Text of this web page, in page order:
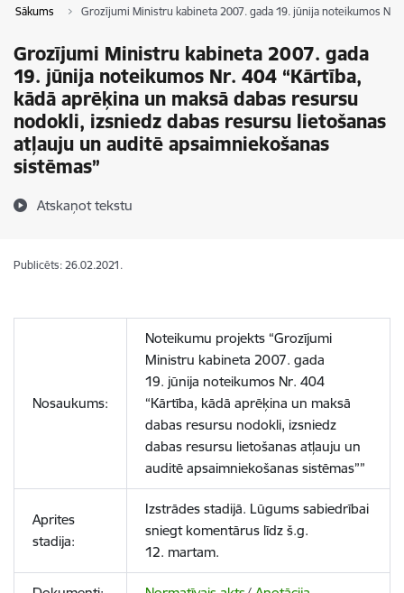
Sākums Grozījumi Ministru kabineta 2007. gada 19. jūnija noteikumos
Grozījumi Ministru kabineta 2007. gada
19. jūnija noteikumos Nr. 404 “Kārtība,
kādā aprēķina un maksā dabas resursu
nodokli, izsniedz dabas resursu lietošanas
atļauju un auditē apsaimniekošanas
sistēmas”
Atskaņot tekstu
Publicēts: 26.02.2021.
Nosaukums:
Noteikumu projekts “Grozījumi
Ministru kabineta 2007. gada
19. jūnija noteikumos Nr. 404
“Kārtība, kādā aprēķina un maksā
dabas resursu nodokli, izsniedz
dabas resursu lietošanas atļauju un
auditē apsaimniekošanas sistēmas””
Aprites
stadija:
Izstrādes stadijā. Lūgums sabiedrībai
sniegt komentārus līdz š.g.
12. martam.